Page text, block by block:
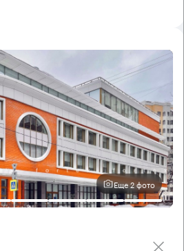
Еще 2 фото